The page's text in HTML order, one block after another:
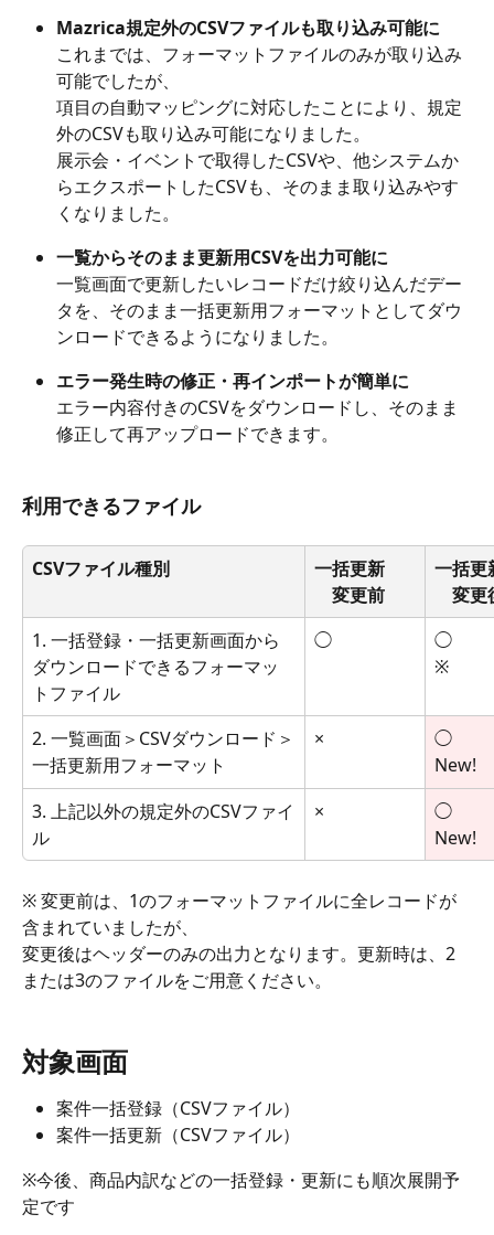
Mazrica規定外のCSVファイルも取り込み可能に
これまでは、フォーマットファイルのみが取り込み
可能でしたが、
項目の自動マッピングに対応したことにより、規定
外のCSVも取り込み可能になりました。
展示会・イベントで取得したCSVや、他システムか
らエクスポートしたCSVも、そのまま取り込みやす
くなりました。
一覧からそのまま更新用CSVを出力可能に
一覧画面で更新したいレコードだけ絞り込んだデー
タを、そのまま一括更新用フォーマットとしてダウ
ンロードできるようになりました。
エラー発生時の修正・再インポートが簡単に
エラー内容付きのCSVをダウンロードし、そのまま
修正して再アップロードできます。
利用できるファイル
CSVファイル種別
一括更新
変更前
一括更
変更
1. 一括登録・一括更新画面から
ダウンロードできるフォーマッ
トファイル
◯
◯
※
2. 一覧画面＞CSVダウンロード＞
一括更新用フォーマット
×
◯
New!
3. 上記以外の規定外のCSVファイ
ル
×
◯
New!
※ 変更前は、1のフォーマットファイルに全レコードが
含まれていましたが、
変更後はヘッダーのみの出力となります。更新時は、2
または3のファイルをご用意ください。
対象画面
案件一括登録（CSVファイル）
案件一括更新（CSVファイル）
※今後、商品内訳などの一括登録・更新にも順次展開予
定です